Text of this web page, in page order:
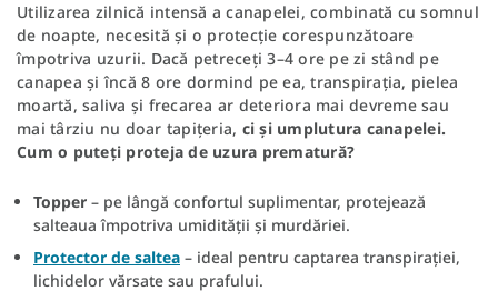
Utilizarea zilnică intensă a canapelei, combinată cu somnul
de noapte, necesită și o protecție corespunzătoare
împotriva uzurii. Dacă petreceți 3–4 ore pe zi stând pe
canapea și încă 8 ore dormind pe ea, transpirația, pielea
moartă, saliva și frecarea ar deteriora mai devreme sau
mai târziu nu doar tapițeria, ci și umplutura canapelei.
Cum o puteți proteja de uzura prematură?
Topper – pe lângă confortul suplimentar, protejează
salteaua împotriva umidității și murdăriei.
Protector de saltea – ideal pentru captarea transpirației,
lichidelor vărsate sau prafului.